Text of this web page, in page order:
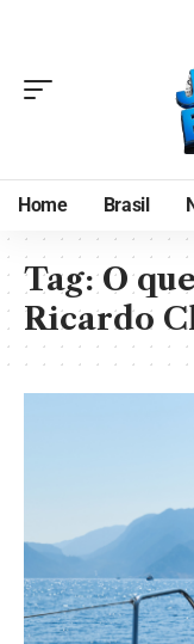
Home Brasil
Tag:O
Ricardo